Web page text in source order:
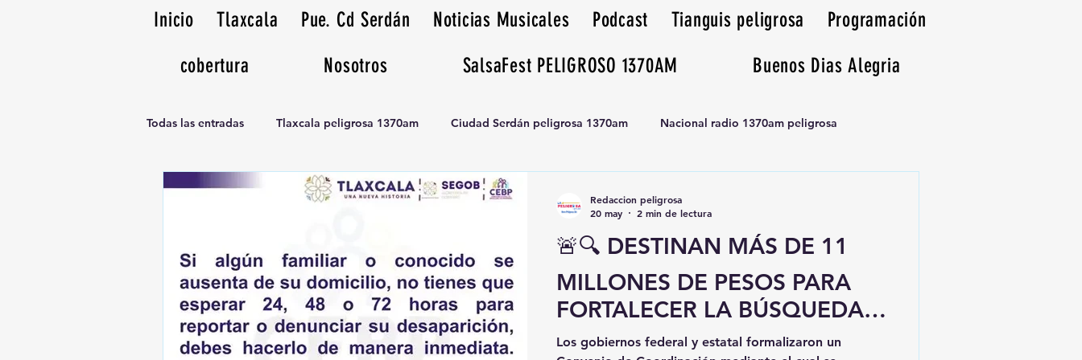
Inicio Tlaxcala Pue. Cd Serdán Noticias Musicales Podcast Tianguis peligrosa
Programación
cobertura
Nosotros SalsaFest PELIGROSO 1370AM Buenos Dias Alegria
Todas las entradas Tlaxcala peligrosa 1370am Ciudad Serdán peligrosa 1370am Nacional radio 1370am peligrosa
Noticias Musicales radio 1370am Tianguis peligrosa 1370am huamantla
🚨🔍 DESTINAN MÁS DE 11
MILLONES DE PESOS PARA
FORTALECER LA BÚSQUEDA
DE PERSONAS
Los gobiernos federal y estatal formalizaron un
Redaccion peligrosa
20 may
2 min de lectura